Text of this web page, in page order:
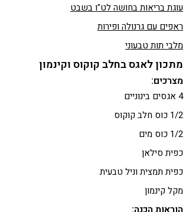
עוגת בריאות בחושה לט"ו בשבט
ראפים עם גרנולה ופירות
מלבי תות טבעוני
מתכון לאגס בחלב קוקוס וקינמון
מצרכים:
4 אגסים בינוניים
1/2 כוס חלב קוקוס
1/2 כוס מים
כפית סילאן
כפית תמצית וניל טבעית
מקל קינמון